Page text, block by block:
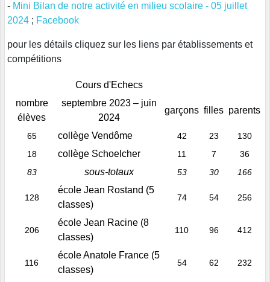
- Mini Bilan de notre activité en milieu scolaire - 05 juillet
2024 ; Facebook
pour les détails cliquez sur les liens par établissements et
compétitions
Cours d'Echecs
nombre
élèves
septembre 2023 – juin
2024
garçons filles parents
65 collège Vendôme 42 23
130
18
collège Schoelcher 11 7
36
83
sous-totaux 53 30 166
128
école Jean Rostand (5
classes)
74 54 256
206
école Jean Racine (8
classes)
110 96 412
116
école Anatole France (5
classes)
54 62 232